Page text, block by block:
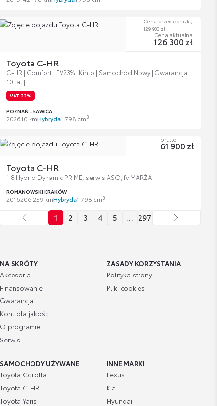
Toyota C-HR
C-HR | Comfort | FV23% | Kinto | Samochód Nowy | Gwarancja
10 lat |
VAT 23%
POZNAŃ - ŁAWICA
202610 kmHybryda1 798 cm3
Cena przed obniżką:
129 900 zł
Cena aktualna:
126 300 zł
Toyota C-HR
1.8 Hybrid Dynamic PRIME, serwis ASO, fv MARŻA
ROMANOWSKI KRAKÓW
2016206 259 kmHybryda1 798 cm3
brutto
61 900 zł
1 2 3 4 5 … 297
NA SKRÓTY
Akcesoria
Finansowanie
Gwarancja
Kontrola jakości
O programie
Serwis
ZASADY KORZYSTANIA
Polityka strony
Pliki cookies
SAMOCHODY UŻYWANE
Toyota Corolla
Toyota C-HR
Toyota Yaris
INNE MARKI
Lexus
Kia
Hyundai